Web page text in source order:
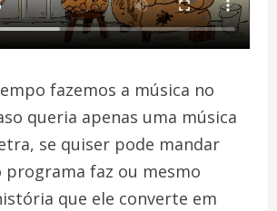
fazemos a música no
queria apenas uma música
se quiser pode mandar
programa faz ou mesmo
que ele converte em